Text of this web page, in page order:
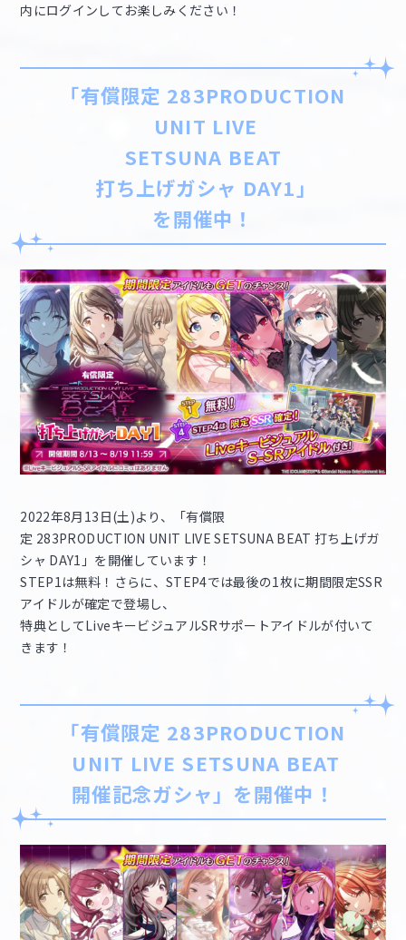
内にログインしてお楽しみください！
「有償限定 283PRODUCTION
UNIT LIVE
SETSUNA BEAT
打ち上げガシャ DAY1」
を開催中！
2022年8月13日(土)より、「有償限
定 283PRODUCTION UNIT LIVE SETSUNA BEAT 打ち上げガ
シャ DAY1」を開催しています！
STEP1は無料！さらに、STEP4では最後の1枚に期間限定SSR
アイドルが確定で登場し、
特典としてLiveキービジュアルSRサポートアイドルが付いて
きます！
「有償限定 283PRODUCTION
UNIT LIVE SETSUNA BEAT
開催記念ガシャ」を開催中！